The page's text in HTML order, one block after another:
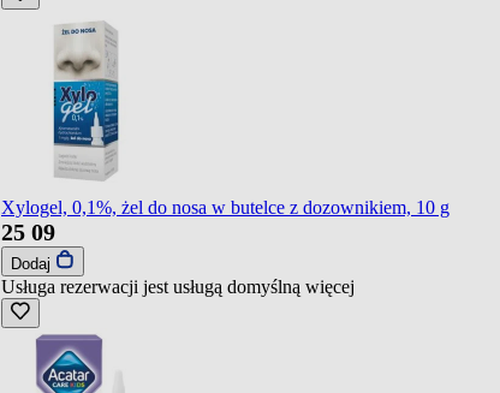
Xylogel, 0,1%, żel do nosa w butelce z dozownikiem, 10 g
25 09
Dodaj
Usługa rezerwacji jest usługą domyślną więcej